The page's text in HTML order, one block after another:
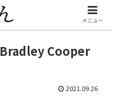
Cooper
2021.09.26
メニュー